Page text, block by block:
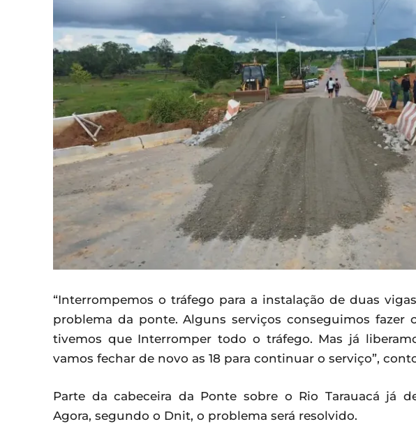
“Interrompemos o tráfego para a instalação de duas
problema da ponte. Alguns serviços conseguimos fazer
tivemos que Interromper todo o tráfego. Mas já
vamos fechar de novo as 18 para continuar o serviço”,
Parte da cabeceira da Ponte sobre o Rio Tarauacá já
Agora, segundo o Dnit, o problema será resolvido.